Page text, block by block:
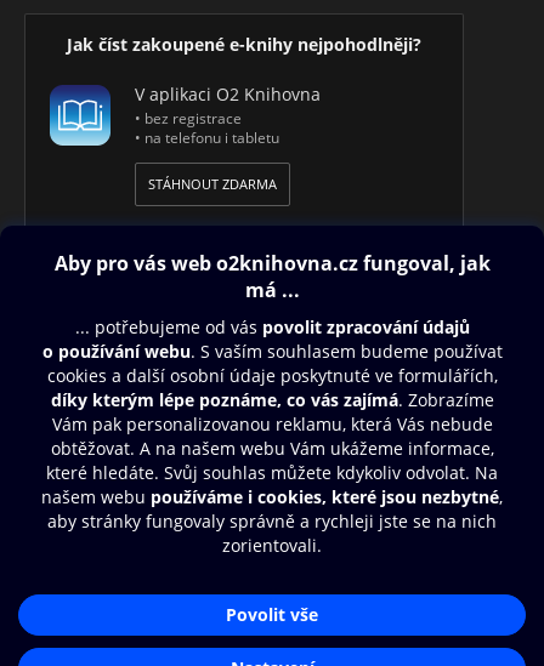
Jak číst zakoupené e-knihy nejpohodlněji?
V aplikaci O2 Knihovna
• bez registrace
• na telefonu i tabletu
STÁHNOUT ZDARMA
Obsah ke stažení
Moje O2 Knihovna
Další zábava
© O2 Czech Republic a.s.
Zásady zpracování osobních údajůAplikace O2 Knihovna